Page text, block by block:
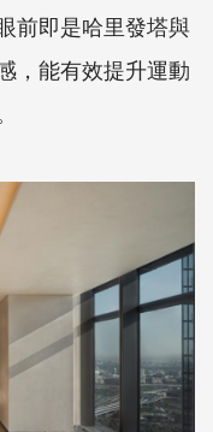
前即是哈里發塔與
，能有效提升運動